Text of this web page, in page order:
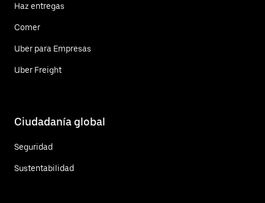
Haz entregas
Comer
Uber para Empresas
Uber Freight
Ciudadanía global
Seguridad
Sustentabilidad